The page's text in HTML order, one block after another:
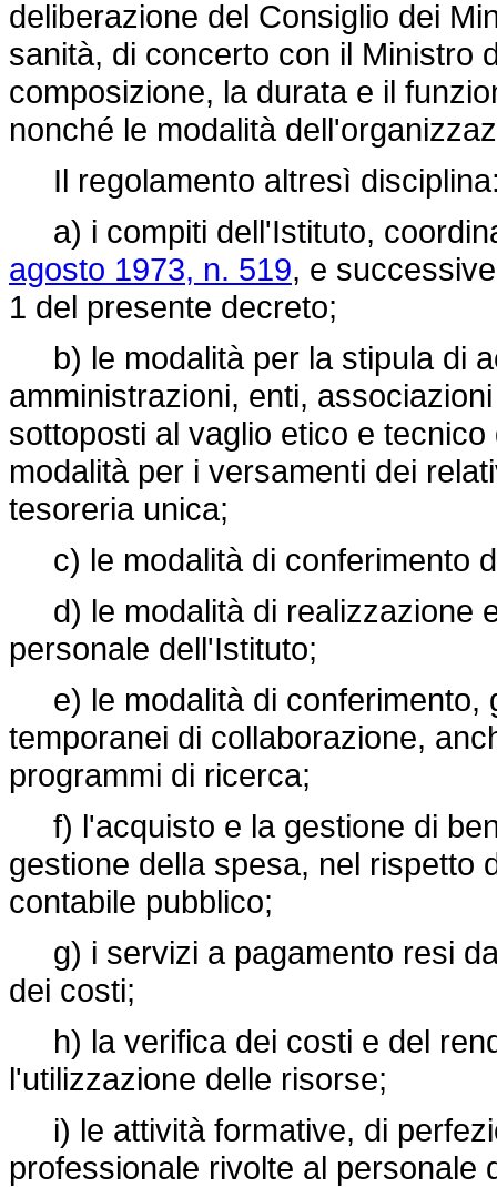
deliberazione del Consiglio dei
sanità, di concerto con il Ministro
composizione, la durata e il
nonché le modalità
Il regolamento altresì
a) i compiti dell'Istituto,
agosto 1973, n. 519, e
1 del presente decreto;
b) le modalità per la stipula di
amministrazioni, enti,
sottoposti al vaglio etico e
modalità per i versamenti dei
tesoreria unica;
c) le modalità di conferimento
d) le modalità di realizzazione
personale dell'Istituto;
e) le modalità di conferimento,
temporanei di collaborazione,
programmi di ricerca;
f) l'acquisto e la gestione di
gestione della spesa, nel rispetto
contabile pubblico;
g) i servizi a pagamento resi
dei costi;
h) la verifica dei costi e del
l'utilizzazione delle risorse;
i) le attività formative, di
professionale rivolte al personale